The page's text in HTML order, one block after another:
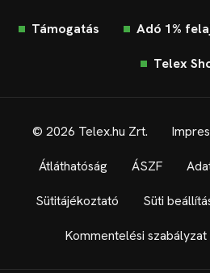
Támogatás Adó 1%
Telex
© 2026 Telex.hu Zrt.
Átláthatóság ÁSZF
Sütitájékoztató Süti
Kommentelési szabályzat